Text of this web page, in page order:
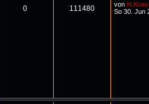
0 111480 von
So 30. Jun